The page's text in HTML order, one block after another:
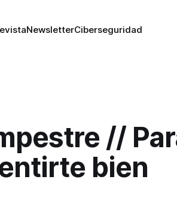
NewsletterCiberseguridad
//
bien